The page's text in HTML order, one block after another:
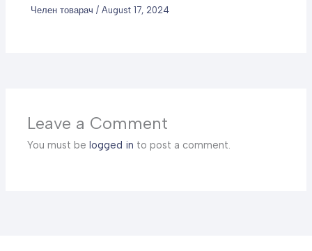
Челен товарач /August 17, 2024
Leave a Comment
You must belogged in to post a comment.